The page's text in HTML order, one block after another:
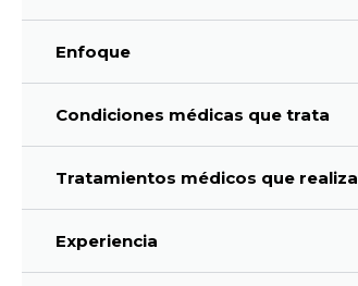
Enfoque
Condiciones médicas que trata
Tratamientos médicos que realiza
Experiencia